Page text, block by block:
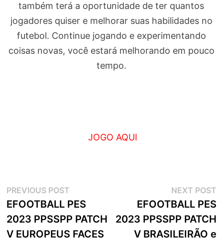
também terá a oportunidade de ter quantos
jogadores quiser e melhorar suas habilidades no
futebol. Continue jogando e experimentando
coisas novas, você estará melhorando em pouco
tempo.
JOGO AQUI
Navegação
de
artigos
PREVIOUS POSTPrevious
post:
EFOOTBALL PES
2023 PPSSPP PATCH
V EUROPEUS FACES
NEXT POST
EFOOTBALL PES
2023 PPSSPP PATCH
V BRASILEIRÃO e